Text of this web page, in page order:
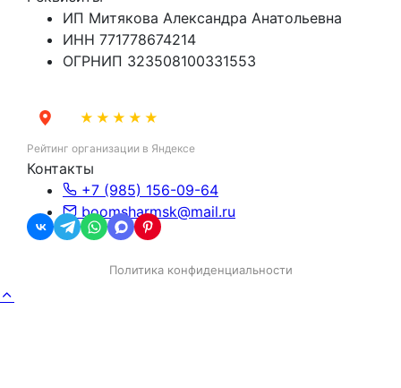
ИП Митякова Александра Анатольевна
ИНН 771778674214
ОГРНИП 323508100331553
★★★★★
Рейтинг организации в Яндексе
Контакты
+7 (985) 156-09-64
boomsharmsk@mail.ru
Политика конфиденциальности